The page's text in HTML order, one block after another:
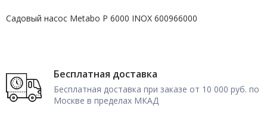
Садовый насос Metabo P 6000 INOX 600966000
Бесплатная доставка
Бесплатная доставка при заказе от 10 000 руб. по
Москве в пределах МКАД